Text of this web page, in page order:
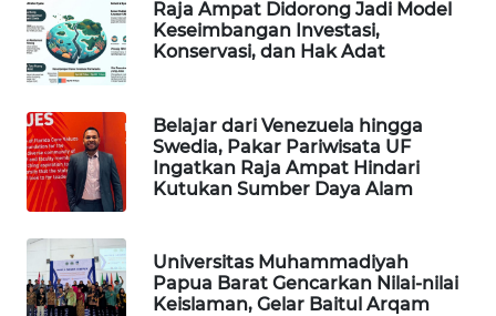
Raja Ampat Didorong Jadi Model
Keseimbangan Investasi,
Konservasi, dan Hak Adat
Belajar dari Venezuela hingga
Swedia, Pakar Pariwisata UF
Ingatkan Raja Ampat Hindari
Kutukan Sumber Daya Alam
Universitas Muhammadiyah
Papua Barat Gencarkan Nilai-nilai
Keislaman, Gelar Baitul Arqam
WAHANA
TRAVEL
TV
WAHANANEWS
ID
WAHANANEWS
CO ID